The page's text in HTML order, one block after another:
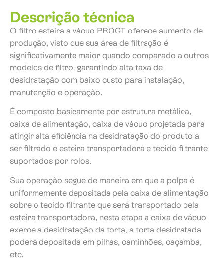
Descrição técnica
O filtro esteira a vácuo PROGT oferece aumento de
produção, visto que sua área de filtração é
significativamente maior quando comparado a outros
modelos de filtro, garantindo alta taxa de
desidratação com baixo custo para instalação,
manutenção e operação.
É composto basicamente por estrutura metálica,
caixa de alimentação, caixa de vácuo projetada para
atingir alta eficiência na desidratação do produto a
ser filtrado e esteira transportadora e tecido filtrante
suportados por rolos.
Sua operação segue de maneira em que a polpa é
uniformemente depositada pela caixa de alimentação
sobre o tecido filtrante que será transportado pela
esteira transportadora, nesta etapa a caixa de vácuo
exerce a desidratação da torta, a torta desidratada
poderá depositada em pilhas, caminhões, caçamba,
etc.